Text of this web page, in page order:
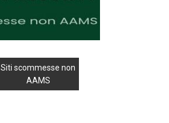
Siti scommesse non
AAMS